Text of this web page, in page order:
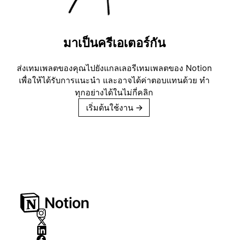
มาเป็นครีเอเตอร์กัน
ส่งเทมเพลตของคุณไปยังแกลเลอรีเทมเพลตของ Notion
เพื่อให้ได้รับการแนะนำ และอาจได้ค่าตอบแทนด้วย ทำ
ทุกอย่างได้ในไม่กี่คลิก
เริ่มต้นใช้งาน →